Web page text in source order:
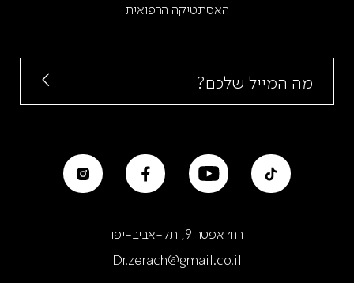
האסתטיקה הרפואית
רח׳ אפטר 9, תל-אביב-יפו
Dr.zerach@gmail.co.il